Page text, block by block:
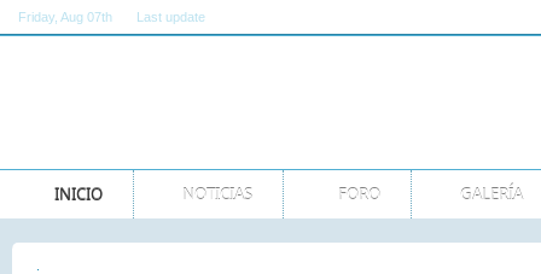
Friday , Aug 07th Last update
INICIO NOTICIAS FORO GALERÍA